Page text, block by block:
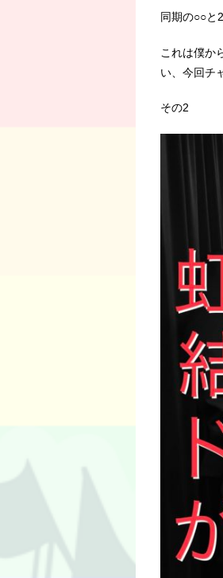
同期の○○と
これは僕か
い、今回チ
その2